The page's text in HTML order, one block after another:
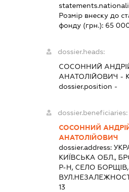
Розмір внеску до
фонду (грн.): 65
dossier.heads:
СОСОННИЙ
АНАТОЛІЙОВИЧ -
dossier.position -
dossier.beneficiaries:
СОСОННИЙ
АНАТОЛІЙОВИЧ
dossier.address:
КИЇВСЬКА ОБЛ.,
Р-Н, СЕЛО БОРЩІВ,
13